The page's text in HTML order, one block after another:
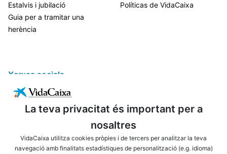
La teva privacitat és important per a
nosaltres
VidaCaixa utilitza cookies pròpies i de tercers per analitzar la teva
navegació amb finalitats estadístiques de personalització (e.g. idioma)
Estalvis i jubilació
Guia per a tramitar una
herència
Políticas de VidaCaixa
Xarxes socials